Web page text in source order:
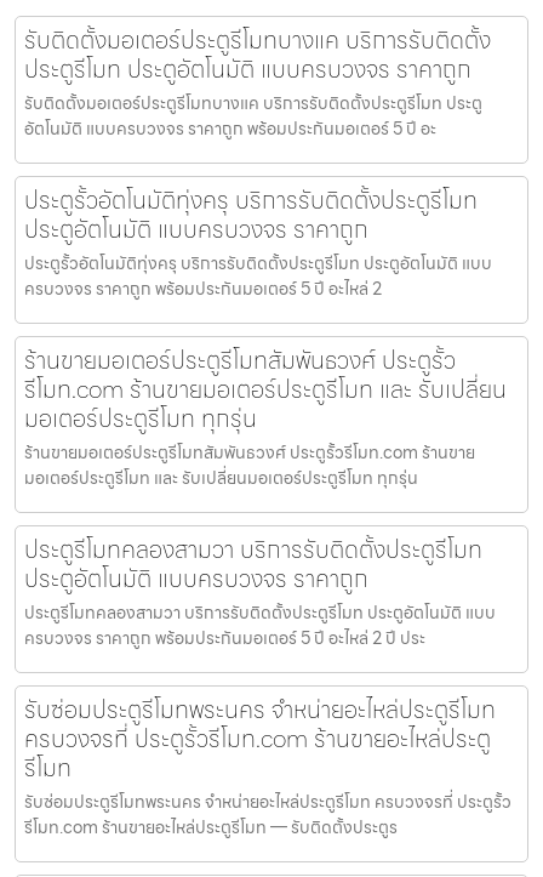
รับติดตั้งมอเตอร์ประตูรีโมทบางแค บริการรับติดตั้ง
ประตูรีโมท ประตูอัตโนมัติ แบบครบวงจร ราคาถูก
รับติดตั้งมอเตอร์ประตูรีโมทบางแค บริการรับติดตั้งประตูรีโมท ประตู
อัตโนมัติ แบบครบวงจร ราคาถูก พร้อมประกันมอเตอร์ 5 ปี อะ
ประตูรั้วอัตโนมัติทุ่งครุ บริการรับติดตั้งประตูรีโมท
ประตูอัตโนมัติ แบบครบวงจร ราคาถูก
ประตูรั้วอัตโนมัติทุ่งครุ บริการรับติดตั้งประตูรีโมท ประตูอัตโนมัติ แบบ
ครบวงจร ราคาถูก พร้อมประกันมอเตอร์ 5 ปี อะไหล่ 2
ร้านขายมอเตอร์ประตูรีโมทสัมพันธวงศ์ ประตูรั้ว
รีโมท.com ร้านขายมอเตอร์ประตูรีโมท และ รับเปลี่ยน
มอเตอร์ประตูรีโมท ทุกรุ่น
ร้านขายมอเตอร์ประตูรีโมทสัมพันธวงศ์ ประตูรั้วรีโมท.com ร้านขาย
มอเตอร์ประตูรีโมท และ รับเปลี่ยนมอเตอร์ประตูรีโมท ทุกรุ่น
ประตูรีโมทคลองสามวา บริการรับติดตั้งประตูรีโมท
ประตูอัตโนมัติ แบบครบวงจร ราคาถูก
ประตูรีโมทคลองสามวา บริการรับติดตั้งประตูรีโมท ประตูอัตโนมัติ แบบ
ครบวงจร ราคาถูก พร้อมประกันมอเตอร์ 5 ปี อะไหล่ 2 ปี ประ
รับซ่อมประตูรีโมทพระนคร จำหน่ายอะไหล่ประตูรีโมท
ครบวงจรที่ ประตูรั้วรีโมท.com ร้านขายอะไหล่ประตู
รีโมท
รับซ่อมประตูรีโมทพระนคร จำหน่ายอะไหล่ประตูรีโมท ครบวงจรที่ ประตูรั้ว
รีโมท.com ร้านขายอะไหล่ประตูรีโมท — รับติดตั้งประตูร